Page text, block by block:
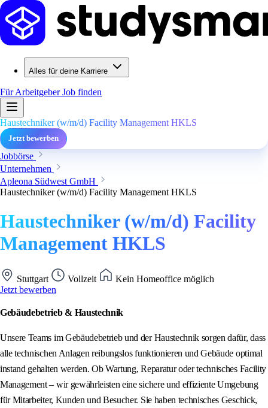
Alles für deine Karriere
Für ArbeitgeberJob finden
Haustechniker (w/m/d) Facility Management HKLS
Jetzt bewerben
Jobbörse
Unternehmen
Apleona Südwest GmbH
Haustechniker (w/m/d) Facility Management HKLS
Haustechniker (w/m/d) Facility
Management HKLS
Stuttgart Vollzeit
Kein Homeoffice möglich
Jetzt bewerben
Gebäudebetrieb & Haustechnik
Unsere Teams im Gebäudebetrieb und der Haustechnik sorgen dafür, dass
alle technischen Anlagen reibungslos funktionieren und Gebäude optimal
instand gehalten werden. Ob Wartung, Reparatur oder technisches Facility
Management – wir gewährleisten eine sichere und effiziente Umgebung
für Mitarbeiter, Kunden und Besucher. Sie haben technisches Geschick,